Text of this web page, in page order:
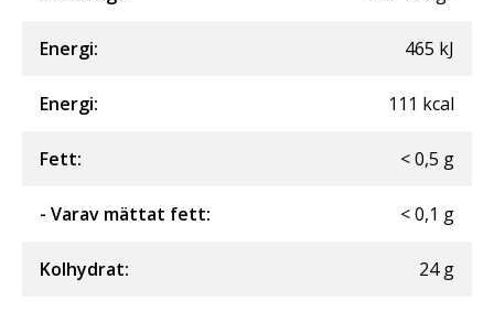
Energi: 465 kJ
Energi: 111 kcal
Fett: <0,5 g
- Varav mättat fett: <0,1 g
Kolhydrat: 24 g